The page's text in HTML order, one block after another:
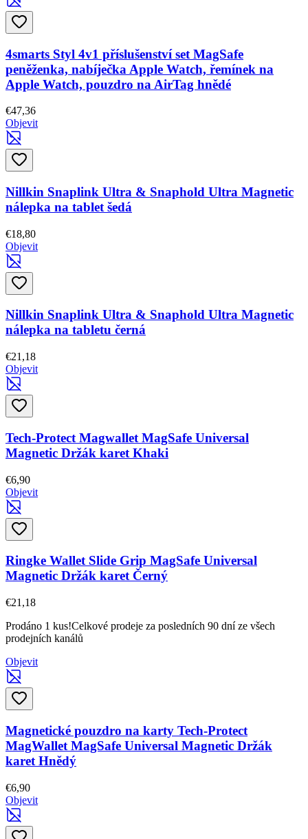
4smarts Styl 4v1 příslušenství set MagSafe
peněženka, nabíječka Apple Watch, řemínek na
Apple Watch, pouzdro na AirTag hnědé
€47,36
Objevit
Nillkin Snaplink Ultra & Snaphold Ultra Magnetic
nálepka na tablet šedá
€18,80
Objevit
Nillkin Snaplink Ultra & Snaphold Ultra Magnetic
nálepka na tabletu černá
€21,18
Objevit
Tech-Protect Magwallet MagSafe Universal
Magnetic Držák karet Khaki
€6,90
Objevit
Ringke Wallet Slide Grip MagSafe Universal
Magnetic Držák karet Černý
€21,18
Prodáno 1 kus!Celkové prodeje za posledních 90 dní ze všech
prodejních kanálů
Objevit
Magnetické pouzdro na karty Tech-Protect
MagWallet MagSafe Universal Magnetic Držák
karet Hnědý
€6,90
Objevit